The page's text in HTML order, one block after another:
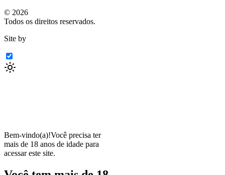
© 2026
Todos os direitos reservados.
Site by
Bem-vindo(a)!Você precisa ter
mais de 18 anos de idade para
acessar este site.